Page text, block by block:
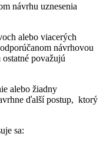
návrhu uznesenia
alebo viacerých
návrhovou
považujú
alebo žiadny
ďalší postup, ktorý
sa: